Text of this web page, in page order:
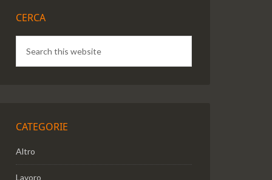
CERCA
CATEGORIE
Altro
Lavoro